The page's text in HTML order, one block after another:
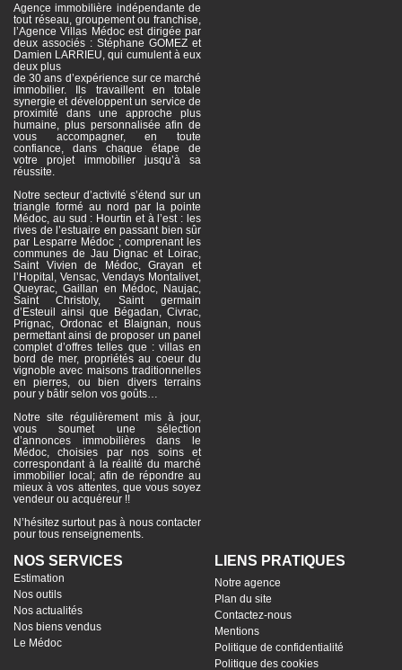
Agence immobilière indépendante de
tout réseau, groupement ou franchise,
l’Agence Villas Médoc est dirigée par
deux associés : Stéphane GOMEZ et
Damien LARRIEU, qui cumulent à eux
deux plus
de 30 ans d’expérience sur ce marché
immobilier. Ils travaillent en totale
synergie et développent un service de
proximité dans une approche plus
humaine, plus personnalisée afin de
vous accompagner, en toute
confiance, dans chaque étape de
votre projet immobilier jusqu’à sa
réussite.
Notre secteur d’activité s’étend sur un
triangle formé au nord par la pointe
Médoc, au sud : Hourtin et à l’est : les
rives de l’estuaire en passant bien sûr
par Lesparre Médoc ; comprenant les
communes de Jau Dignac et Loirac,
Saint Vivien de Médoc, Grayan et
l’Hopital, Vensac, Vendays Montalivet,
Queyrac, Gaillan en Médoc, Naujac,
Saint Christoly, Saint germain
d’Esteuil ainsi que Bégadan, Civrac,
Prignac, Ordonac et Blaignan, nous
permettant ainsi de proposer un panel
complet d’offres telles que : villas en
bord de mer, propriétés au coeur du
vignoble avec maisons traditionnelles
en pierres, ou bien divers terrains
pour y bâtir selon vos goûts…
Notre site régulièrement mis à jour,
vous soumet une sélection
d’annonces immobilières dans le
Médoc, choisies par nos soins et
correspondant à la réalité du marché
immobilier local; afin de répondre au
mieux à vos attentes, que vous soyez
vendeur ou acquéreur !!
N’hésitez surtout pas à nous contacter
pour tous renseignements.
NOS SERVICES
Estimation
Nos outils
Nos actualités
Nos biens vendus
Le Médoc
LIENS PRATIQUES
Notre agence
Plan du site
Contactez-nous
Mentions
Politique de confidentialité
Politique des cookies